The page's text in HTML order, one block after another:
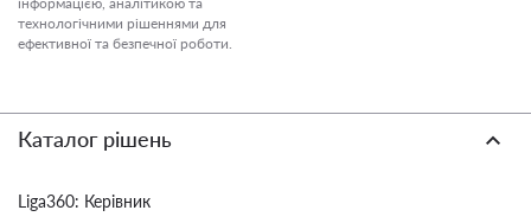
технологічними рішеннями для
ефективної та безпечної роботи.
Каталог рішень
Liga360: Керівник